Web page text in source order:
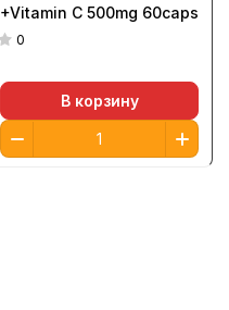
+Vitamin C 500mg 60caps
0
В корзину